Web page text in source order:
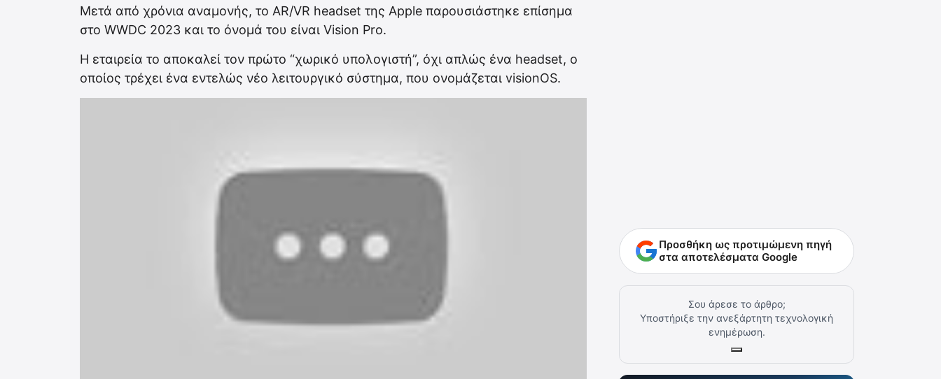
Μετά από χρόνια αναμονής, το AR/VR headset της Apple παρουσιάστηκε επίσημα
στο WWDC 2023 και το όνομά του είναι Vision Pro.
H εταιρεία το αποκαλεί τον πρώτο “χωρικό υπολογιστή”, όχι απλώς ένα headset, ο
οποίος τρέχει ένα εντελώς νέο λειτουργικό σύστημα, που ονομάζεται visionOS.
Προσθήκη ως προτιμώμενη πηγή
στα αποτελέσματα Google
Σου άρεσε το άρθρο;
Υποστήριξε την ανεξάρτητη τεχνολογική
ενημέρωση.